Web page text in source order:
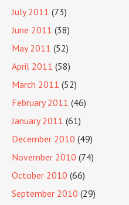
July 2011 (73)
June 2011 (38)
May 2011 (52)
April 2011 (58)
March 2011 (52)
February 2011 (46)
January 2011 (61)
December 2010 (49)
November 2010 (74)
October 2010 (66)
September 2010 (29)